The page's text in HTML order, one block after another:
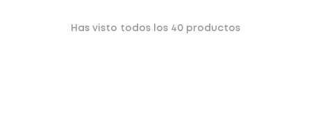
Has visto todos los 40 productos